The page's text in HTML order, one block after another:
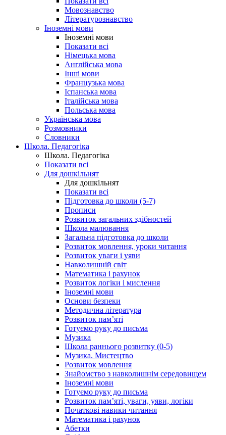
Мовознавство
Літературознавство
Іноземні мови
Іноземні мови
Показати всі
Німецька мова
Англійська мова
Інші мови
Французька мова
Іспанська мова
Італійська мова
Польська мова
Українська мова
Розмовники
Словники
Школа. Педагогіка
Школа. Педагогіка
Показати всі
Для дошкільнят
Для дошкільнят
Показати всі
Підготовка до школи (5-7)
Прописи
Розвиток загальних здібностей
Школа малювання
Загальна підготовка до школи
Розвиток мовлення, уроки читання
Розвиток уваги і уяви
Навколишній світ
Математика і рахунок
Розвиток логіки і мислення
Іноземні мови
Основи безпеки
Методична література
Розвиток пам’яті
Готуємо руку до письма
Музика
Школа раннього розвитку (0-5)
Музика. Мистецтво
Розвиток мовлення
Знайомство з навколишнім середовищем
Іноземні мови
Готуємо руку до письма
Розвиток пам’яті, уваги, уяви, логіки
Початкові навики читання
Математика і рахунок
Абетки